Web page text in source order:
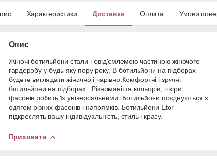
Характеристики Доставка Оплата Умови
Опис
Жіночі ботильйони стали невід'ємлемою частиною жіночого
гардеробу у будь-яку пору року. В ботильйони на підборах
будете виглядати жіночно і чарівно.Комфортні і зручні
ботильйони на підборах . Різноманіття кольорів, шкіри,
фасонів робить їх універсальними. Ботильйони поєднуються з
одягом різних фасонів і напрямків. Ботильйони Etor
підкреслять вашу індивідуальність, стиль і красу.
Приховати